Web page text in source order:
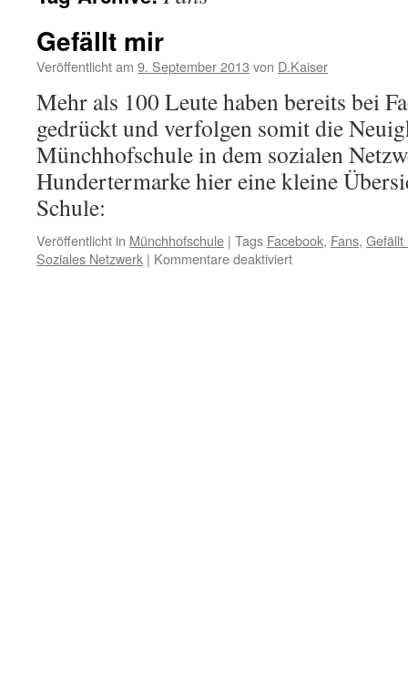
Gefällt mir
Veröffentlicht am 9. September 2013 von D.Kaiser
Mehr als 100 Leute haben bereits bei
gedrückt und verfolgen somit die
Münchhofschule in dem sozialen
Hundertermarke hier eine kleine
Schule:
Veröffentlicht in Münchhofschule | Tags Facebook, Fans, Gefällt
Soziales Netzwerk | Kommentare deaktiviertfür